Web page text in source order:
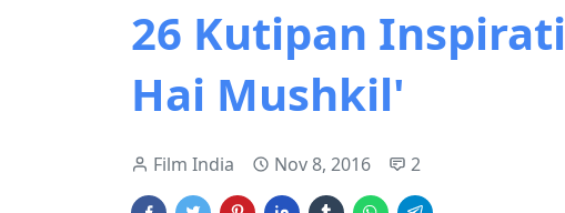
26 Kutipan
Hai Mushkil'
Film India Nov 8, 2016 2